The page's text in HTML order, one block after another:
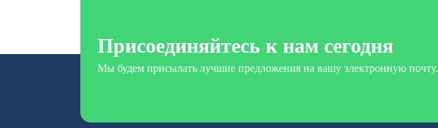
Присоединяйтесь к нам сегодня
Мы будем присылать лучшие предложения на вашу электронную почту.